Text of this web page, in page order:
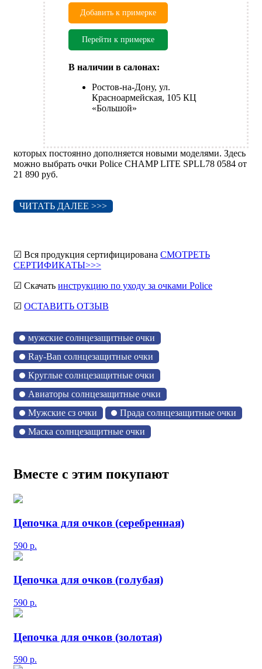
Добавить к примерке
Перейти к примерке
В наличии в салонах:
Ростов-на-Дону, ул.
Красноармейская, 105 КЦ
«Большой»
которых постоянно дополняется новыми моделями. Здесь
можно выбрать очки Police CHAMP LITE SPLL78 0584 от
21 890 руб.
ЧИТАТЬ ДАЛЕЕ >>>
☑ Вся продукция сертифицирована СМОТРЕТЬ
СЕРТИФИКАТЫ>>>
☑ Скачать инструкцию по уходу за очками Police
☑ ОСТАВИТЬ ОТЗЫВ
мужские солнцезащитные очки
Ray-Ban солнцезащитные очки
Круглые солнцезащитные очки
Авиаторы солнцезащитные очки
Мужские сз очки
Прада солнцезащитные очки
Маска солнцезащитные очки
Вместе с этим покупают
Цепочка для очков (серебренная)
590 р.
Цепочка для очков (голубая)
590 р.
Цепочка для очков (золотая)
590 р.